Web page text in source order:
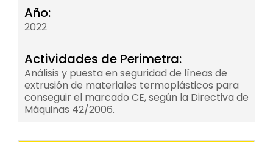
Año:
2022
Actividades de Perimetra:
Análisis y puesta en seguridad de líneas de
extrusión de materiales termoplásticos para
conseguir el marcado CE, según la Directiva de
Máquinas 42/2006.